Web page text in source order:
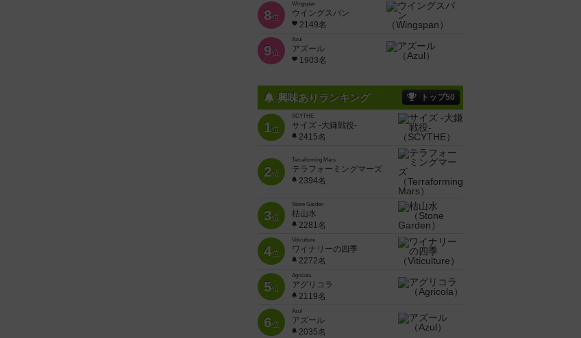
8位
Wingspan
ウイングスパン
2149名
9位
Azul
アズール
1903名
興味ありランキング トップ50
1位
SCYTHE
サイズ -大鎌戦役-
2415名
2位
Terraforming Mars
テラフォーミングマーズ
2394名
3位
Stone Garden
枯山水
2281名
4位
Viticulture
ワイナリーの四季
2272名
5位
Agricola
アグリコラ
2119名
6位
Azul
アズール
2035名